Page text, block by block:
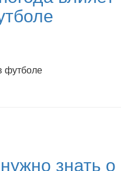
футболе
знать о